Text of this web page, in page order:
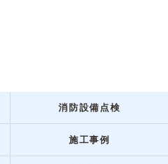
消防設備点検
施工事例